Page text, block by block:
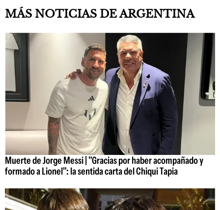
MÁS NOTICIAS DE ARGENTINA
Muerte de Jorge Messi | "Gracias por haber acompañado y
formado a Lionel": la sentida carta del Chiqui Tapia